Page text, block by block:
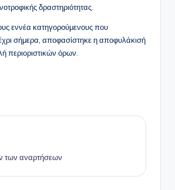
δραστηριότητας.
εννέα κατηγορούμενους που
σήμερα, αποφασίστηκε η αποφυλάκισή
περιοριστικών όρων.
των αναρτήσεων